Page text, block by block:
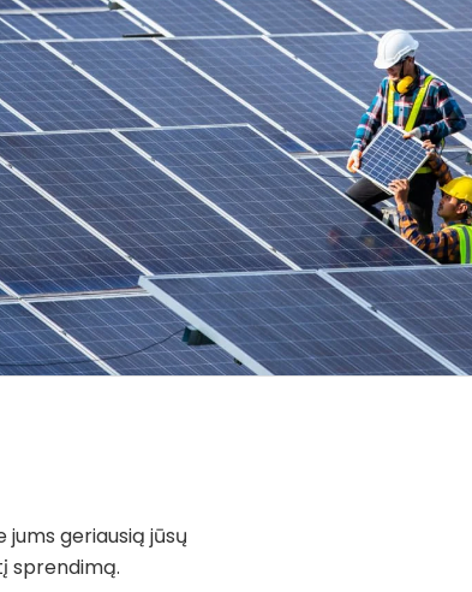
jums geriausią jūsų
sprendimą.